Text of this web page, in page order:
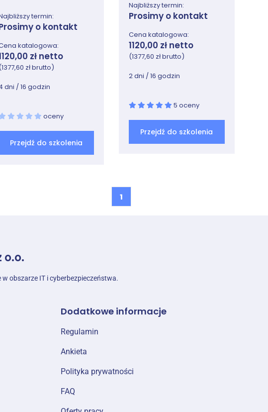
termin:
o kontakt
katalogowa:
zł netto
zł brutto)
dni / 16 godzin
oceny
Przejdź do szkolenia
Najbliższy termin:
Prosimy o kontakt
Cena katalogowa:
1120,00 zł netto
(1377,60 zł brutto)
2 dni / 16 godzin
5 oceny
Przejdź do szkolenia
1
o.o.
obszarze IT i cyberbezpieczeństwa.
Dodatkowe informacje
Regulamin
Ankieta
Polityka prywatności
FAQ